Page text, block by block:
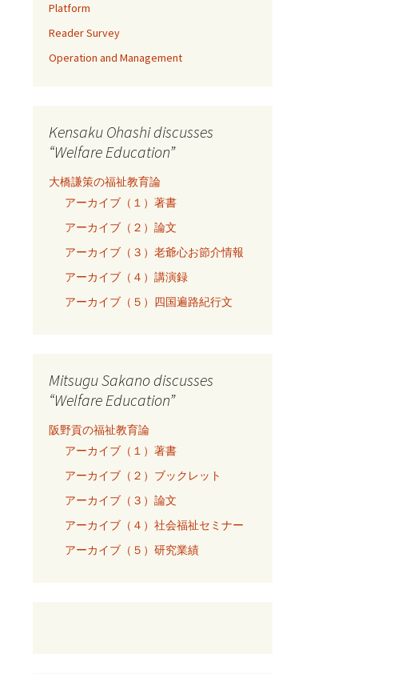
Platform
Reader Survey
Operation and Management
Kensaku Ohashi discusses
“Welfare Education”
大橋謙策の福祉教育論
アーカイブ（１）著書
アーカイブ（２）論文
アーカイブ（３）老爺心お節介情報
アーカイブ（４）講演録
アーカイブ（５）四国遍路紀行文
Mitsugu Sakano discusses
“Welfare Education”
阪野貢の福祉教育論
アーカイブ（１）著書
アーカイブ（２）ブックレット
アーカイブ（３）論文
アーカイブ（４）社会福祉セミナー
アーカイブ（５）研究業績